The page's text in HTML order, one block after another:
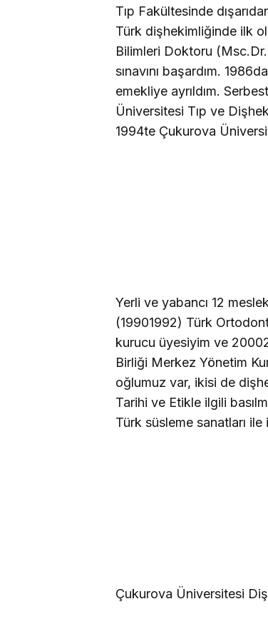
Tıp Fakültesinde
Türk dişhekimliğinde ilk
Bilimleri Doktoru
sınavını başardım.
emekliye ayrıldım.
Üniversitesi Tıp ve
1994te Çukurova
Yerli ve yabancı 12
(19901992) Türk
kurucu üyesiyim ve
Birliği Merkez Yönetim
oğlumuz var, ikisi de
Tarihi ve Etikle ilgili
Türk süsleme sanatları
Çukurova Üniversitesi